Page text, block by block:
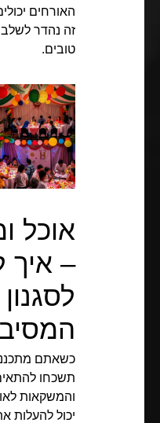
האורחים
זה נהדר
טובים.
אוכל
– איך
לסגנון
כשאתם
תשכחו
והמשקאות
יכול להעלות